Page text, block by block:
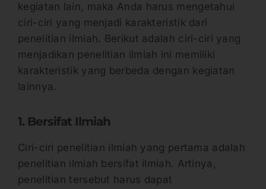
kegiatan lain, maka Anda harus mengetahui
ciri-ciri yang menjadi karakteristik dari
penelitian ilmiah. Berikut adalah ciri-ciri yang
menjadikan penelitian ilmiah ini memiliki
karakteristik yang berbeda dengan kegiatan
lainnya.
1. Bersifat Ilmiah
Ciri-ciri penelitian ilmiah yang pertama adalah
penelitian ilmiah bersifat ilmiah. Artinya,
penelitian tersebut harus dapat